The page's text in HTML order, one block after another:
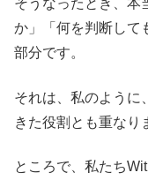
そうなったとき、本
か」「何を判断して
部分です。
それは、私のように
きた役割とも重なり
ところで、私たち